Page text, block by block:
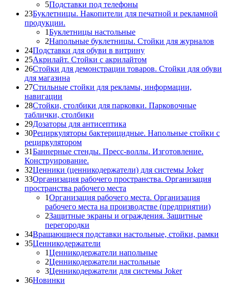
5Подставки под телефоны
23Буклетницы. Накопители для печатной и рекламной
продукции.
1Буклетницы настольные
2Напольные буклетницы. Стойки для журналов
24Подставки для обуви в витрину
25Акрилайт. Стойки с акрилайтом
26Стойки для демонстрации товаров. Стойки для обуви
для магазина
27Стильные стойки для рекламы, информации,
навигации
28Стойки, столбики для парковки. Парковочные
таблички, столбики
29Дозаторы для антисептика
30Рециркуляторы бактерицидные. Напольные стойки с
рециркулятором
31Баннерные стенды. Пресс-воллы. Изготовление.
Конструирование.
32Ценники (ценникодержатели) для системы Joker
33Организация рабочего пространства. Организация
пространства рабочего места
1Организация рабочего места. Организация
рабочего места на производстве (предприятии)
2Защитные экраны и ограждения. Защитные
перегородки
34Вращающиеся подставки настольные, стойки, рамки
35Ценникодержатели
1Ценникодержатели напольные
2Ценникодержатели настольные
3Ценникодержатели для системы Joker
36Новинки